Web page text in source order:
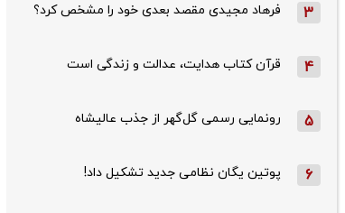
3 فرهاد مجیدی مقصد بعدی خود را مشخص کرد؟
4 قرآن کتاب هدایت، عدالت و زندگی است
5 رونمایی رسمی گل‌گهر از جذب عالیشاه
6 پوتین یگان نظامی جدید تشکیل داد!